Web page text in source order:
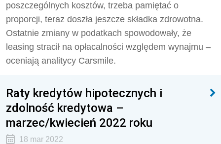
poszczególnych kosztów, trzeba pamiętać o
proporcji, teraz doszła jeszcze składka zdrowotna.
Ostatnie zmiany w podatkach spowodowały, że
leasing stracił na opłacalności względem wynajmu –
oceniają analitycy Carsmile.
Raty kredytów hipotecznych i
zdolność kredytowa –
marzec/kwiecień 2022 roku
18 mar 2022